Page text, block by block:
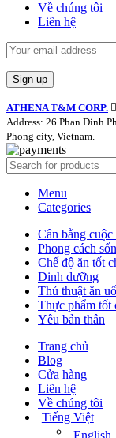
Về chúng tôi
Liên hệ
ATHENA T&M CORP.
Address: 26 Phan Dinh
Phong city, Vietnam.
Menu
Categories
Cân bằng cuộc
Phong cách
Chế độ ăn tốt
Dinh dưỡng
Thủ thuật ăn
Thực phẩm tốt
Yêu bản thân
Trang chủ
Blog
Cửa hàng
Liên hệ
Về chúng tôi
Tiếng Việt